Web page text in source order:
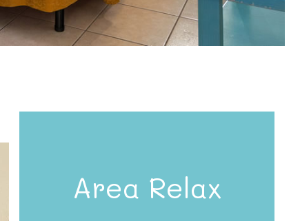
Area Relax